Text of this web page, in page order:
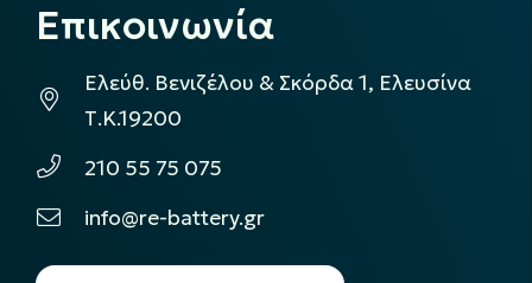
Επικοινωνία
Ελεύθ. Βενιζέλου & Σκόρδα 1, Ελευσίνα
Τ.Κ.19200
210 55 75 075
info@re-battery.gr